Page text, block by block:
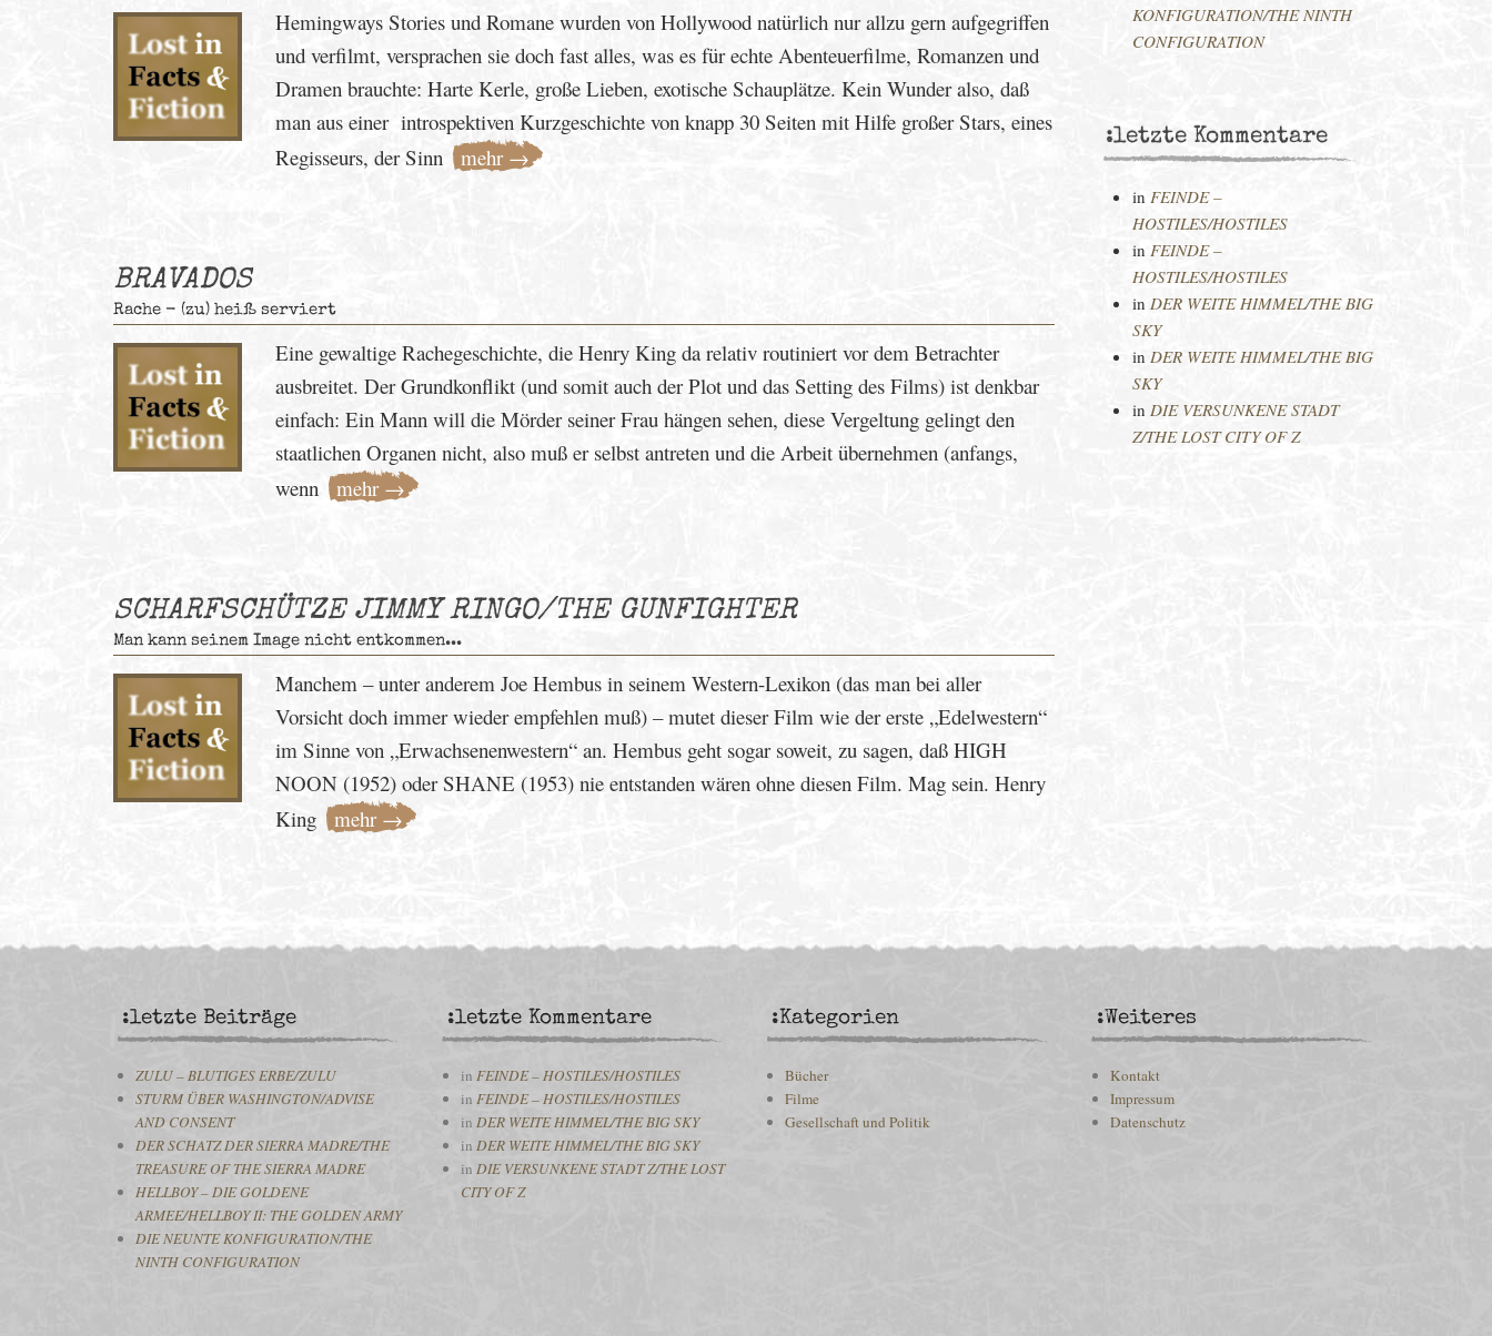
Hemingways Stories und Romane wurden von Hollywood natürlich nur allzu gern aufgegriffen
und verfilmt, versprachen sie doch fast alles, was es für echte Abenteuerfilme, Romanzen und
Dramen brauchte: Harte Kerle, große Lieben, exotische Schauplätze. Kein Wunder also, daß
man aus einer introspektiven Kurzgeschichte von knapp 30 Seiten mit Hilfe großer Stars, eines
Regisseurs, der Sinn
mehr →
BRAVADOS
Rache - (zu) heiß serviert
Eine gewaltige Rachegeschichte, die Henry King da relativ routiniert vor dem Betrachter
ausbreitet. Der Grundkonflikt (und somit auch der Plot und das Setting des Films) ist denkbar
einfach: Ein Mann will die Mörder seiner Frau hängen sehen, diese Vergeltung gelingt den
staatlichen Organen nicht, also muß er selbst antreten und die Arbeit übernehmen (anfangs,
wenn
mehr →
SCHARFSCHÜTZE JIMMY RINGO/THE GUNFIGHTER
Man kann seinem Image nicht entkommen...
Manchem – unter anderem Joe Hembus in seinem Western-Lexikon (das man bei aller
Vorsicht doch immer wieder empfehlen muß) – mutet dieser Film wie der erste „Edelwestern“
im Sinne von „Erwachsenenwestern“ an. Hembus geht sogar soweit, zu sagen, daß HIGH
NOON (1952) oder SHANE (1953) nie entstanden wären ohne diesen Film. Mag sein. Henry
King
mehr →
KONFIGURATION/THE NINTH
CONFIGURATION
:letzte Kommentare
in FEINDE –
HOSTILES/HOSTILES
in FEINDE –
HOSTILES/HOSTILES
in DER WEITE HIMMEL/THE BIG
SKY
in DER WEITE HIMMEL/THE BIG
SKY
in DIE VERSUNKENE STADT
Z/THE LOST CITY OF Z
:letzte Beiträge
ZULU – BLUTIGES ERBE/ZULU
STURM ÜBER WASHINGTON/ADVISE
AND CONSENT
DER SCHATZ DER SIERRA MADRE/THE
TREASURE OF THE SIERRA MADRE
HELLBOY – DIE GOLDENE
ARMEE/HELLBOY II: THE GOLDEN ARMY
DIE NEUNTE KONFIGURATION/THE
NINTH CONFIGURATION
:letzte Kommentare
in FEINDE – HOSTILES/HOSTILES
in FEINDE – HOSTILES/HOSTILES
in DER WEITE HIMMEL/THE BIG SKY
in DER WEITE HIMMEL/THE BIG SKY
in DIE VERSUNKENE STADT Z/THE LOST
CITY OF Z
:Kategorien
Bücher
Filme
Gesellschaft und Politik
:Weiteres
Kontakt
Impressum
Datenschutz